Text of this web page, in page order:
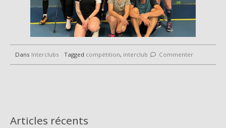
Dans Interclubs Tagged compétition, interclub Commenter
Articles récents